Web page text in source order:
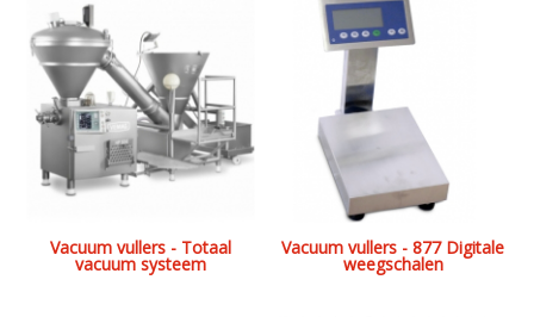
Vacuum vullers - Totaal
vacuum systeem
Vacuum vullers - 877 Digitale
weegschalen